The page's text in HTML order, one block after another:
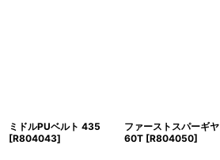
ミドルPUベルト 435
[R804043]
ファーストスパーギヤ
60T [R804050]